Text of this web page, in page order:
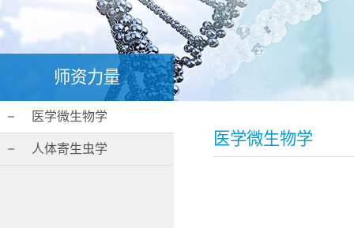
师资力量
医学微生物学
人体寄生虫学
医学微生物学